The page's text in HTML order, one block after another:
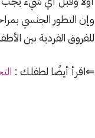
وإن التطور الجنسي
للفروق الفردية بين
⇐اقرأ أيضًا لطفلك :